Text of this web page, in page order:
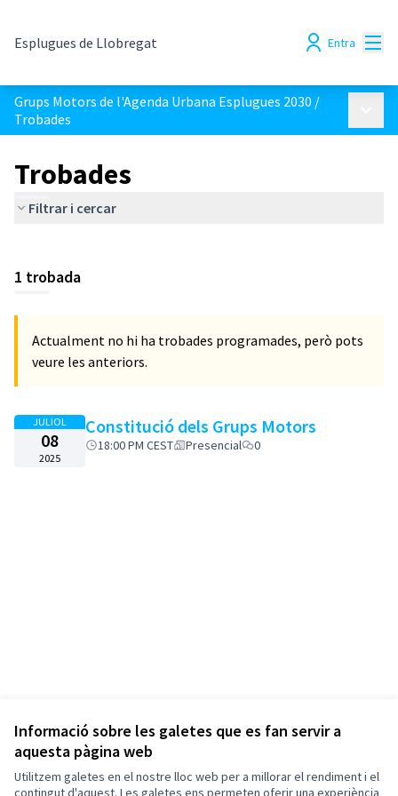
Informació sobre les galetes que es fan servir a
aquesta pàgina web
Utilitzem galetes en el nostre lloc web per a millorar el rendiment i el
contingut d'aquest. Les galetes ens permeten oferir una experiència
Esplugues de Llobregat Entra
Grups Motors de l'Agenda Urbana Esplugues 2030 /
Trobades
Trobades
Filtrar i cercar
1 trobada
Actualment no hi ha trobades programades, però pots
veure les anteriors.
JULIOL
08
2025
Constitució dels Grups Motors
18:00 PM CEST Presencial 0